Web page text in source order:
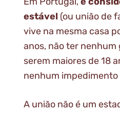
estável (ou união de
vive na mesma casa
anos, não ter
serem maiores de 18
nenhum impedimento
A união não é um